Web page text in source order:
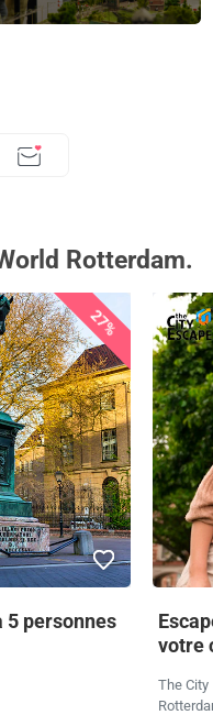
Rotterdam.
27%
5 personnes
votre
The City